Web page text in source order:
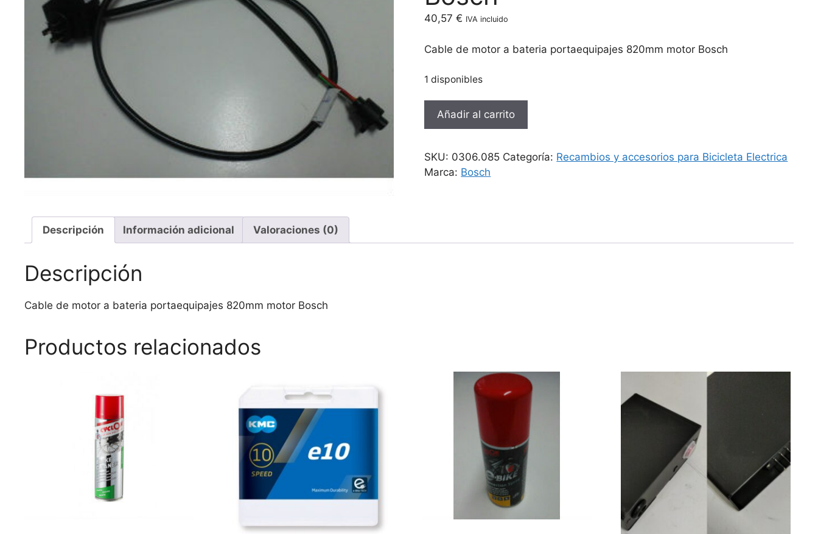
40,57€ IVA incluido
Cable de motor a bateria portaequipajes 820mm motor Bosch
1 disponibles
Cable
a
bateria
cantidad
Añadir al carrito
SKU: 0306.085 Categoría: Recambios y accesorios para Bicicleta Electrica
Marca: Bosch
Descripción Información adicional Valoraciones (0)
Descripción
Cable de motor a bateria portaequipajes 820mm motor Bosch
Productos relacionados